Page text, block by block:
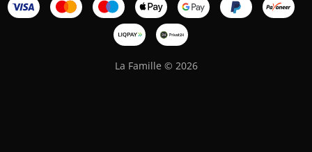
La Famille © 2026